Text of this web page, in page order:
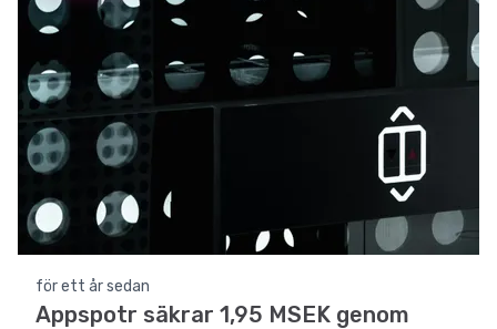
för ett år sedan
Appspotr säkrar 1,95 MSEK genom